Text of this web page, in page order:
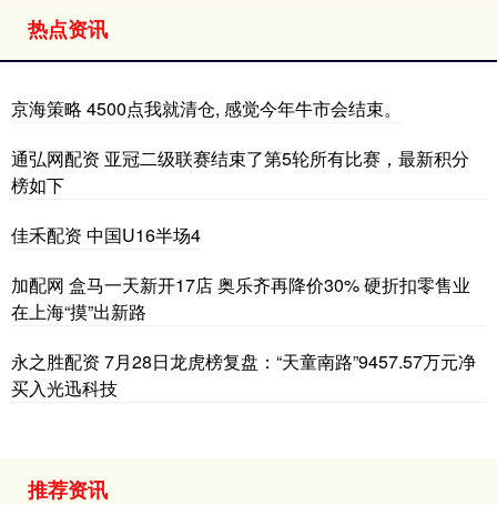
热点资讯
京海策略 4500点我就清仓, 感觉今年牛市会结束。
通弘网配资 亚冠二级联赛结束了第5轮所有比赛，最新积分
榜如下
佳禾配资 中国U16半场4
加配网 盒马一天新开17店 奥乐齐再降价30% 硬折扣零售业
在上海“摸”出新路
永之胜配资 7月28日龙虎榜复盘：“天童南路”9457.57万元净
买入光迅科技
推荐资讯